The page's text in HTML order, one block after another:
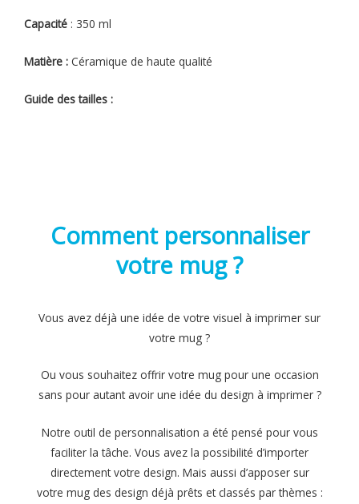
Capacité : 350 ml
Matière : Céramique de haute qualité
Guide des tailles :
Comment personnaliser
votre mug ?
Vous avez déjà une idée de votre visuel à imprimer sur
votre mug ?
Ou vous souhaitez offrir votre mug pour une occasion
sans pour autant avoir une idée du design à imprimer ?
Notre outil de personnalisation a été pensé pour vous
faciliter la tâche. Vous avez la possibilité d’importer
directement votre design. Mais aussi d’apposer sur
votre mug des design déjà prêts et classés par thèmes :